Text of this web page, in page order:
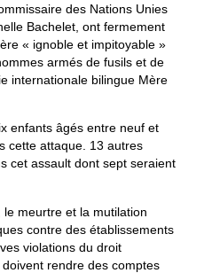
des Nations Unies
Bachelet, ont fermement
« ignoble et impitoyable »
armés de fusils et de
internationale bilingue Mère
enfants âgés entre neuf et
cette attaque. 13 autres
cet assault dont sept seraient
meurtre et la mutilation
contre des établissements
violations du droit
rendre des comptes